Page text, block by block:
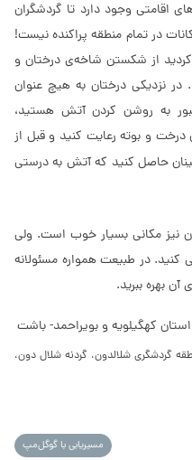
اقامتی وجود دارد تا گردشگران
در تمام منطقه پراکنده نیست!
از شکستن شاخه‌ی درختان و
نزدیکی درختان به هیچ عنوان
به روشن کردن آتش هستید،
نزدیک‌ترین درخت و بوته رعایت کنید و قبل از
حاصل کنید که آتش به درستی
نیز مکانی بسیار خوب است. ولی
کنید. در طبیعت همواره مسئولانه
آن بهره ببرید.
استان کهگیلویه و بویراحمد- باشت
گردشگری شلالدون، گردنه شلال دون،
مسیریابی با گوگل‌مپ